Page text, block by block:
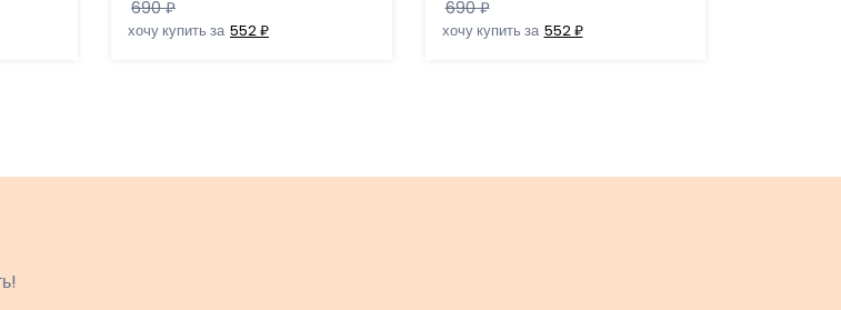
690 ₽
хочу купить за 552 ₽
690 ₽
хочу купить за 552 ₽